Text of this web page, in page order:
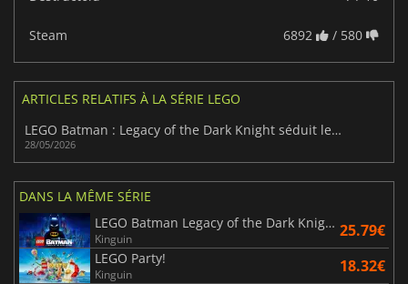
Steam 6892 / 580
ARTICLES RELATIFS À LA SÉRIE LEGO
LEGO Batman : Legacy of the Dark Knight séduit les joueurs
28/05/2026
DANS LA MÊME SÉRIE
LEGO Batman Legacy of the Dark Knight
Kinguin 25.79€
LEGO Party!
Kinguin 18.32€